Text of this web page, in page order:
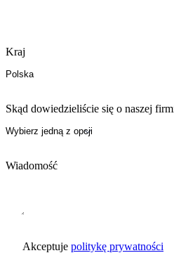
Kraj
Skąd dowiedzieliście się o naszej
Wiadomość
Akceptuje politykę prywatności